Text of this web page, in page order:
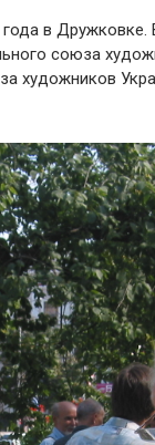
в Дружковке.
союза
художников